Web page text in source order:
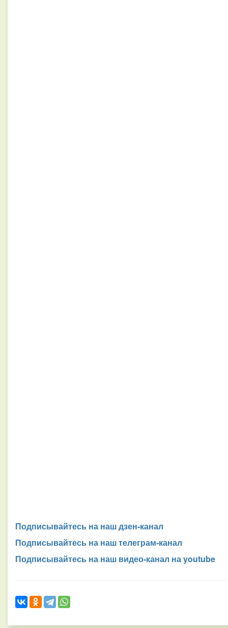
Подписывайтесь на наш дзен-канал
Подписывайтесь на наш телеграм-канал
Подписывайтесь на наш видео-канал на youtube